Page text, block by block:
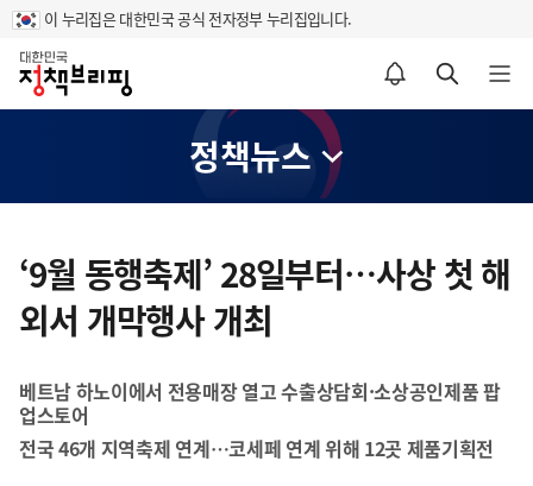
이 누리집은 대한민국 공식 전자정부 누리집입니다.
홈
알림설정 바로가기 검색 바로가기 메뉴 열기
정책뉴스
텐
영
‘9월 동행축제’ 28일부터…사상 첫 해
외서 개막행사 개최
베트남 하노이에서 전용매장 열고 수출상담회·소상공인제품 팝
업스토어
전국 46개 지역축제 연계…코세페 연계 위해 12곳 제품기획전